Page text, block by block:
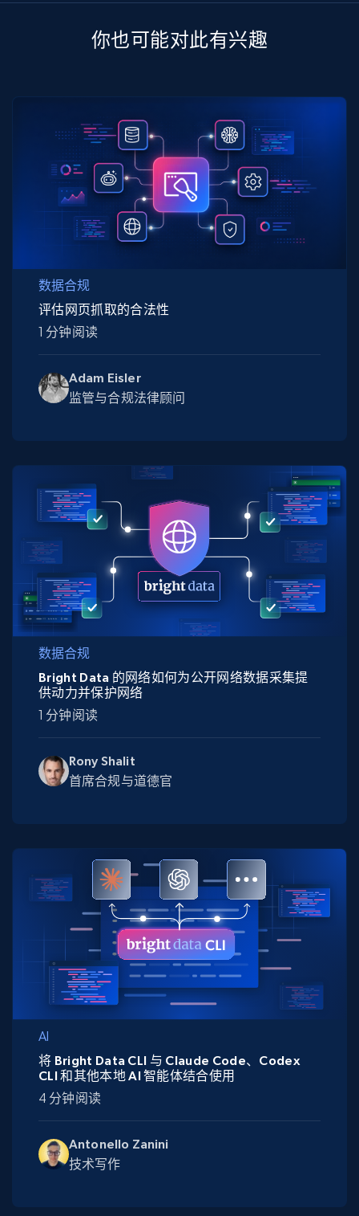
你也可能对此有兴趣
数据合规
Adam Eisler
监管与合规法律顾问
评估网页抓取的合法性
1 分钟阅读
数据合规
Rony Shalit
首席合规与道德官
Bright Data 的网络如何为公开网络数据采集提
供动力并保护网络
1 分钟阅读
AI
Antonello Zanini
技术写作
将 Bright Data CLI 与 Claude Code、Codex
CLI 和其他本地 AI 智能体结合使用
4 分钟阅读